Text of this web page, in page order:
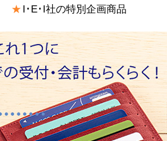
I･E･I社の特別企画商品